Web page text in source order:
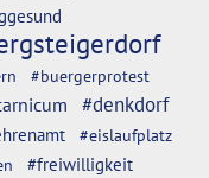
#buergerprotest
#denkdorf
#eislaufplatz
#freiwilligkeit